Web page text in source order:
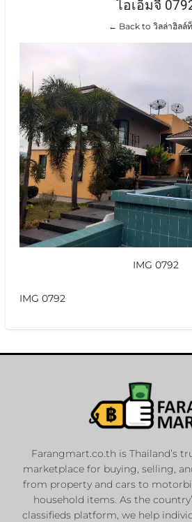
ไอเอ็มจี
← Back to วิลล่าฮิลล์
IMG 0792
IMG 0792
Farangmart.co.th is Thailand’s
marketplace for buying, selling,
from property and cars to
household items. As the
classifieds platform, we help